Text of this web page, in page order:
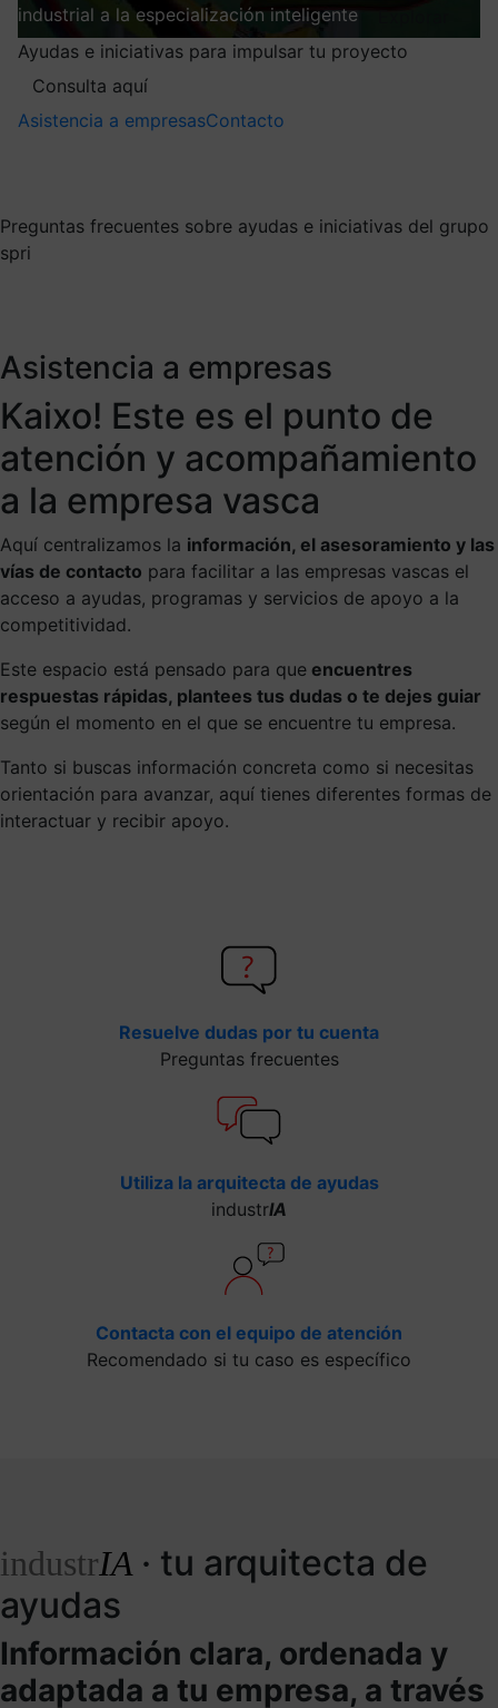
industrial a la especialización inteligente
Ayudas e iniciativas para impulsar tu proyecto
Consulta aquí
Asistencia a empresasContacto
Preguntas frecuentes sobre ayudas e iniciativas del grupo
spri
Asistencia a empresas
Kaixo! Este es el punto de
atención y acompañamiento
a la empresa vasca
Aquí centralizamos la información, el asesoramiento y las
vías de contacto para facilitar a las empresas vascas el
acceso a ayudas, programas y servicios de apoyo a la
competitividad.
Este espacio está pensado para que encuentres
respuestas rápidas, plantees tus dudas o te dejes guiar
según el momento en el que se encuentre tu empresa.
Tanto si buscas información concreta como si necesitas
orientación para avanzar, aquí tienes diferentes formas de
interactuar y recibir apoyo.
Resuelve dudas por tu cuenta
Preguntas frecuentes
Utiliza la arquitecta de ayudas
industrIA
Contacta con el equipo de atención
Recomendado si tu caso es específico
industrIA · tu arquitecta de
ayudas
Información clara, ordenada y
adaptada a tu empresa, a través